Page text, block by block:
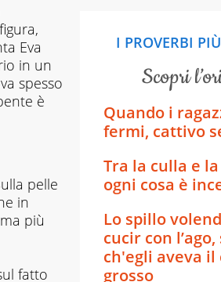
Eva
in un
spesso
è
pelle
in
più
fatto
I PROVERBI
scopri
Quando i
fermi, cattivo
Tra la culla e
ogni cosa è
Lo spillo
cucir con l’ago,
ch'egli aveva il
grosso